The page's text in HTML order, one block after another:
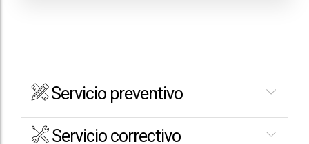
Servicio preventivo
Servicio correctivo